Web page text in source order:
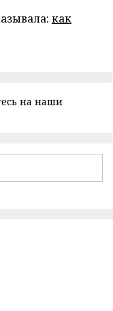
как
на наши